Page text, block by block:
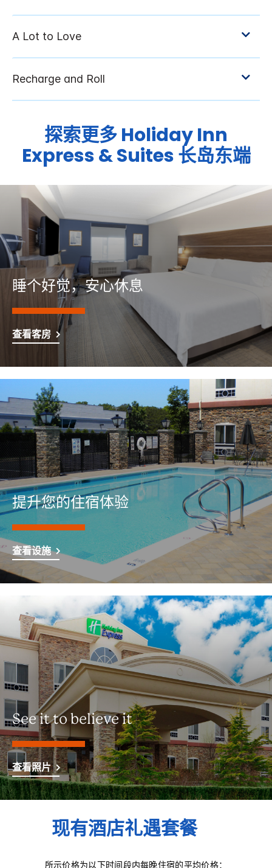
探索更多Holiday Inn
Express & Suites长岛东端
睡个好觉，安心休息
查看客房
提升您的住宿体验
查看设施
See it to believe it
查看照片
现有酒店礼遇套餐
所示价格为以下时间段内每晚住宿的平均价格：